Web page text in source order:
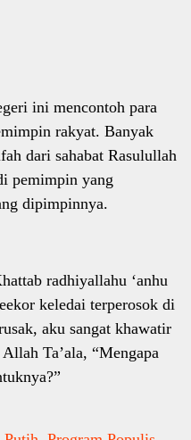
ini mencontoh para
rakyat. Banyak
dari sahabat Rasulullah
pemimpin yang
dipimpinnya.
radhiyallahu ‘anhu
keledai terperosok di
aku sangat khawatir
Ta’ala, “Mengapa